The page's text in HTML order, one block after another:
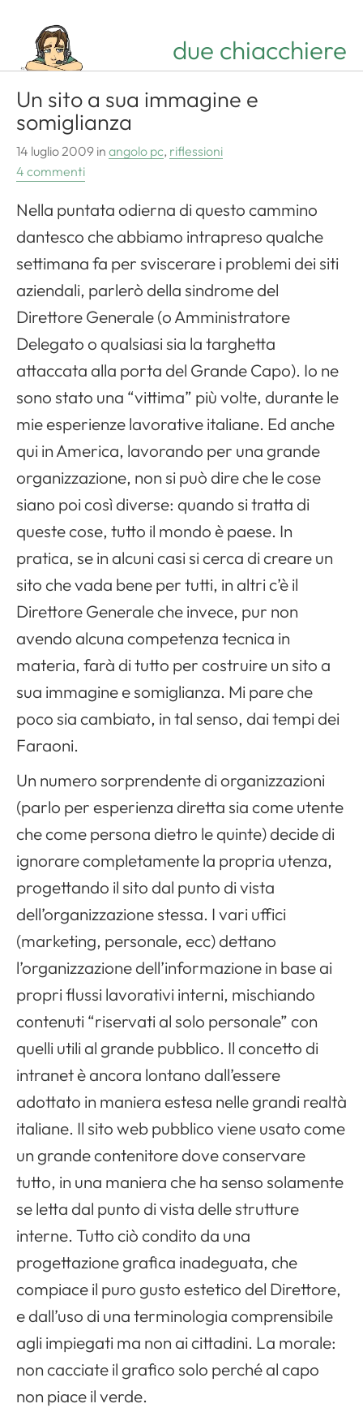
due chiacchiere
Un sito a sua immagine e
somiglianza
14 luglio 2009 in angolo pc, riflessioni
4 commenti
Nella puntata odierna di questo cammino
dantesco che abbiamo intrapreso qualche
settimana fa per sviscerare i problemi dei siti
aziendali, parlerò della sindrome del
Direttore Generale (o Amministratore
Delegato o qualsiasi sia la targhetta
attaccata alla porta del Grande Capo). Io ne
sono stato una “vittima” più volte, durante le
mie esperienze lavorative italiane. Ed anche
qui in America, lavorando per una grande
organizzazione, non si può dire che le cose
siano poi così diverse: quando si tratta di
queste cose, tutto il mondo è paese. In
pratica, se in alcuni casi si cerca di creare un
sito che vada bene per tutti, in altri c’è il
Direttore Generale che invece, pur non
avendo alcuna competenza tecnica in
materia, farà di tutto per costruire un sito a
sua immagine e somiglianza. Mi pare che
poco sia cambiato, in tal senso, dai tempi dei
Faraoni.
Un numero sorprendente di organizzazioni
(parlo per esperienza diretta sia come utente
che come persona dietro le quinte) decide di
ignorare completamente la propria utenza,
progettando il sito dal punto di vista
dell’organizzazione stessa. I vari uffici
(marketing, personale, ecc) dettano
l’organizzazione dell’informazione in base ai
propri flussi lavorativi interni, mischiando
contenuti “riservati al solo personale” con
quelli utili al grande pubblico. Il concetto di
intranet è ancora lontano dall’essere
adottato in maniera estesa nelle grandi realtà
italiane. Il sito web pubblico viene usato come
un grande contenitore dove conservare
tutto, in una maniera che ha senso solamente
se letta dal punto di vista delle strutture
interne. Tutto ciò condito da una
progettazione grafica inadeguata, che
compiace il puro gusto estetico del Direttore,
e dall’uso di una terminologia comprensibile
agli impiegati ma non ai cittadini. La morale:
non cacciate il grafico solo perché al capo
non piace il verde.
Apri il menu di navigazione